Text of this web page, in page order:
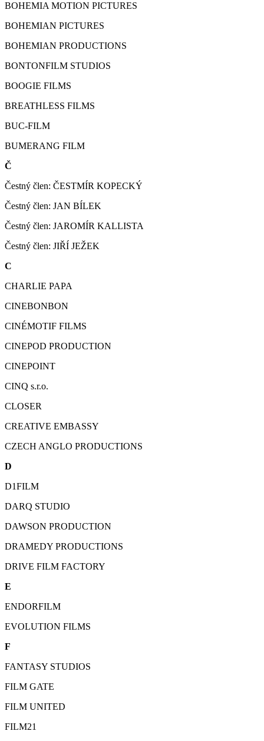
BOHEMIA MOTION PICTURES
BOHEMIAN PICTURES
BOHEMIAN PRODUCTIONS
BONTONFILM STUDIOS
BOOGIE FILMS
BREATHLESS FILMS
BUC-FILM
BUMERANG FILM
Č
Čestný člen: ČESTMÍR KOPECKÝ
Čestný člen: JAN BÍLEK
Čestný člen: JAROMÍR KALLISTA
Čestný člen: JIŘÍ JEŽEK
C
CHARLIE PAPA
CINEBONBON
CINÉMOTIF FILMS
CINEPOD PRODUCTION
CINEPOINT
CINQ s.r.o.
CLOSER
CREATIVE EMBASSY
CZECH ANGLO PRODUCTIONS
D
D1FILM
DARQ STUDIO
DAWSON PRODUCTION
DRAMEDY PRODUCTIONS
DRIVE FILM FACTORY
E
ENDORFILM
EVOLUTION FILMS
F
FANTASY STUDIOS
FILM GATE
FILM UNITED
FILM21